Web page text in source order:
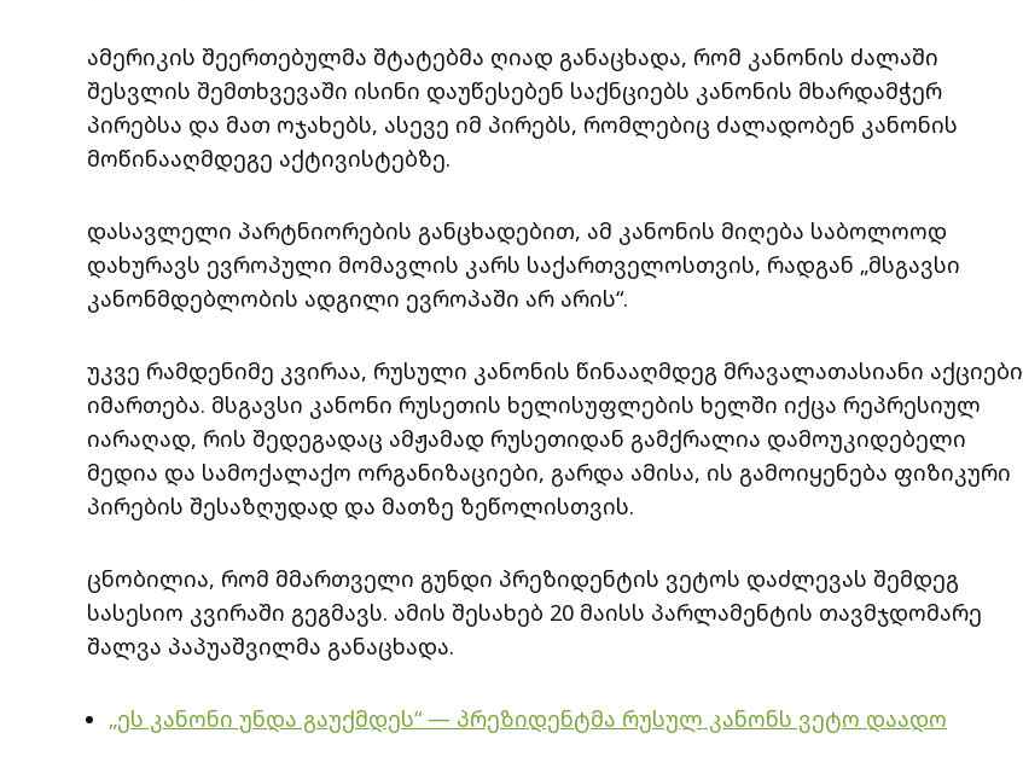
ამერიკის შეერთებულმა შტატებმა ღიად განაცხადა, რომ კანონის ძალაში
შესვლის შემთხვევაში ისინი დაუწესებენ საქნციებს კანონის მხარდამჭერ
პირებსა და მათ ოჯახებს, ასევე იმ პირებს, რომლებიც ძალადობენ კანონის
მოწინააღმდეგე აქტივისტებზე.
დასავლელი პარტნიორების განცხადებით, ამ კანონის მიღება საბოლოოდ
დახურავს ევროპული მომავლის კარს საქართველოსთვის, რადგან „მსგავსი
კანონმდებლობის ადგილი ევროპაში არ არის“.
უკვე რამდენიმე კვირაა, რუსული კანონის წინააღმდეგ მრავალათასიანი აქციები
იმართება. მსგავსი კანონი რუსეთის ხელისუფლების ხელში იქცა რეპრესიულ
იარაღად, რის შედეგადაც ამჟამად რუსეთიდან გამქრალია დამოუკიდებელი
მედია და სამოქალაქო ორგანიზაციები, გარდა ამისა, ის გამოიყენება ფიზიკური
პირების შესაზღუდად და მათზე ზეწოლისთვის.
ცნობილია, რომ მმართველი გუნდი პრეზიდენტის ვეტოს დაძლევას შემდეგ
სასესიო კვირაში გეგმავს. ამის შესახებ 20 მაისს პარლამენტის თავმჯდომარე
შალვა პაპუაშვილმა განაცხადა.
„ეს კანონი უნდა გაუქმდეს“ — პრეზიდენტმა რუსულ კანონს ვეტო დაადო